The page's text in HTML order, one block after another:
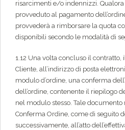
risarcimenti e/o indennizzi. Qualora
provveduto al pagamento
provvederà a rimborsare la quota
disponibili secondo le modalità di
1.12 Una volta concluso il
Cliente, all’indirizzo di posta
modulo d’ordine, una conferma
dell’ordine, contenente il riepilogo
nel modulo stesso. Tale
Conferma Ordine, come di seguito
successivamente, all’atto